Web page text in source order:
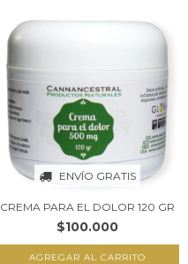
ENVÍO GRATIS
CREMA PARA EL DOLOR 120 GR
$100.000